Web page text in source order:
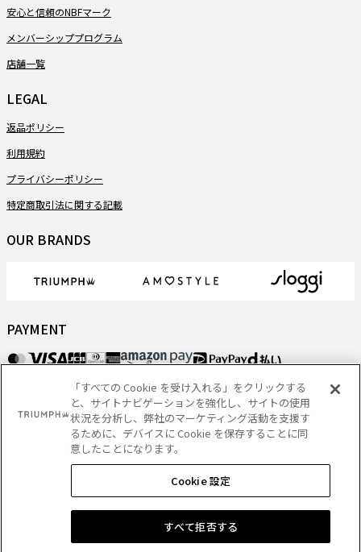
ショッピングバッグに追加する
安心と信頼のNBFマーク
メンバーシッププログラム
店舗一覧
LEGAL
返品ポリシー
利用規約
プライバシーポリシー
特定商取引法に関する記載
OUR BRANDS
PAYMENT
- Triumph International (Japan) Ltd. All rights reserved.
「すべての Cookie を受け入れる」をクリックする
と、サイトナビゲーションを強化し、サイトの使用
状況を分析し、弊社のマーケティング活動を支援す
るために、デバイスに Cookie を保存することに同
意したことになります。
Cookie 設定
すべて拒否する